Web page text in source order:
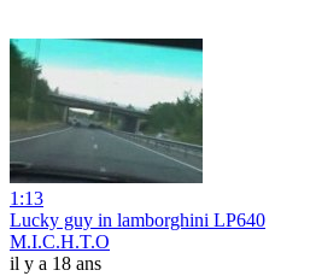
1:13
Lucky guy in lamborghini LP640
M.I.C.H.T.O
il y a 18 ans